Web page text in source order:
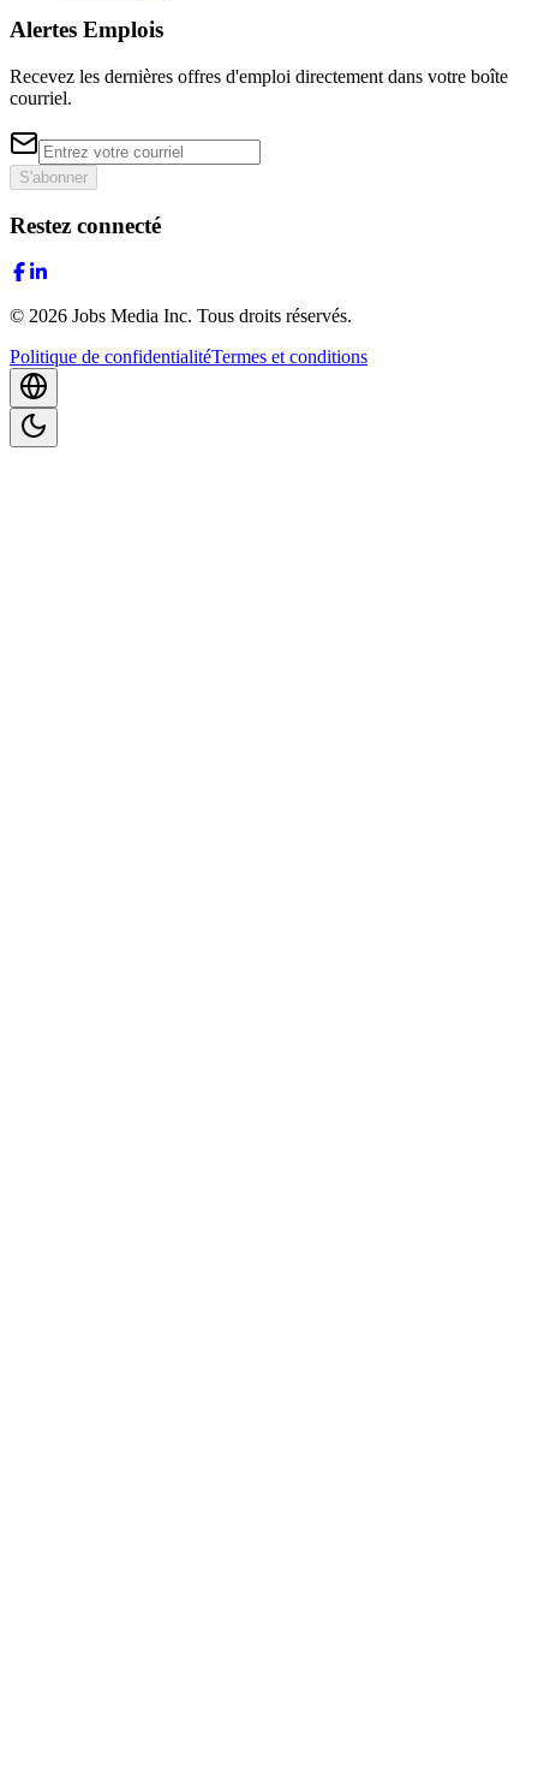
Alertes Emplois
Recevez les dernières offres d'emploi directement dans votre boîte
courriel.
S'abonner
Restez connecté
© 2026 Jobs Media Inc. Tous droits réservés.
Politique de confidentialitéTermes et conditions